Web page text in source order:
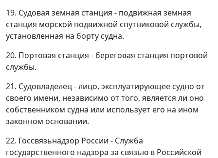
19. Судовая земная станция - подвижная земная
станция морской подвижной спутниковой службы,
установленная на борту судна.
20. Портовая станция - береговая станция портовой
службы.
21. Судовладелец - лицо, эксплуатирующее судно от
своего имени, независимо от того, является ли оно
собственником судна или использует его на ином
законном основании.
22. Госсвязьнадзор России - Служба
государственного надзора за связью в Российской